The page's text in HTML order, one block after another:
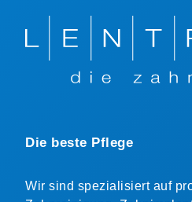
Die beste Pflege
Wir sind spezialisiert auf